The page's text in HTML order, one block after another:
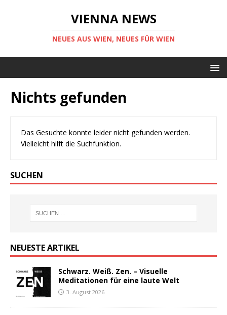
VIENNA NEWS
NEUES AUS WIEN, NEUES FÜR WIEN
Nichts gefunden
Das Gesuchte konnte leider nicht gefunden werden.
Vielleicht hilft die Suchfunktion.
SUCHEN
NEUESTE ARTIKEL
Schwarz. Weiß. Zen. – Visuelle
Meditationen für eine laute Welt
3. August 2026